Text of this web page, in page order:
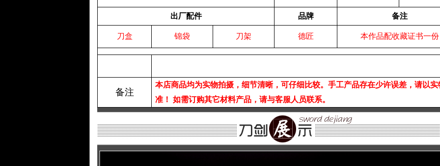
出厂配件 品牌 备注
刀盒 锦袋 刀架 德匠 本作品配收藏证书一份
备注
本店商品均为实物拍摄，细节清晰，可仔细比较。手工产品存在少许误差，请以实
准！ 如需订购其它材料产品，请与客服人员联系。